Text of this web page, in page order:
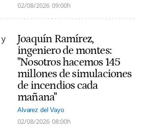
02/08/2026 09:00h
Joaquín Ramírez,
ingeniero de montes:
"Nosotros hacemos 145
millones de simulaciones
de incendios cada
mañana"
Alvarez del Vayo
02/08/2026 08:00h